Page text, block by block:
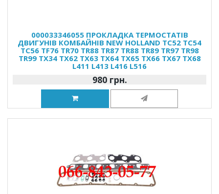
000033346055 ПРОКЛАДКА ТЕРМОСТАТІВ
ДВИГУНІВ КОМБАЙНІВ NEW HOLLAND TC52 TC54
TC56 TF76 TR70 TR88 TR87 TR88 TR89 TR97 TR98
TR99 TX34 TX62 TX63 TX64 TX65 TX66 TX67 TX68
L411 L413 L416 L516
980 грн.